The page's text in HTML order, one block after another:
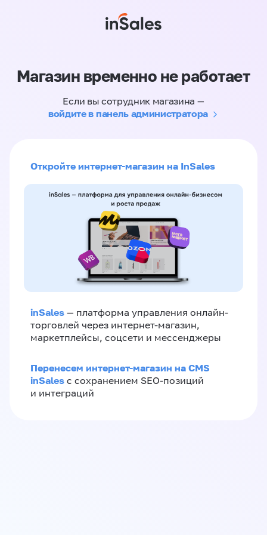
Магазин временно не работает
Если вы сотрудник магазина —
войдите в панель администратора
Откройте интернет-магазин на InSales
inSales — платформа управления онлайн-
торговлей через интернет-магазин,
маркетплейсы, соцсети и мессенджеры
Перенесем интернет-магазин на CMS
inSales с сохранением SEO-позиций
и интеграций